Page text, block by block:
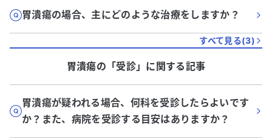
胃潰瘍の場合、主にどのような治療をしますか？
すべて見る(3)
胃潰瘍の「受診」に関する記事
胃潰瘍が疑われる場合、何科を受診したらよいです
か？また、病院を受診する目安はありますか？